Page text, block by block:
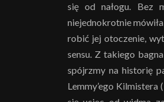
się od nałogu. Bez
niejednokrotnie
robić jej otoczenie,
sensu. Z takiego
spójrzmy na historię
Lemmy’ego